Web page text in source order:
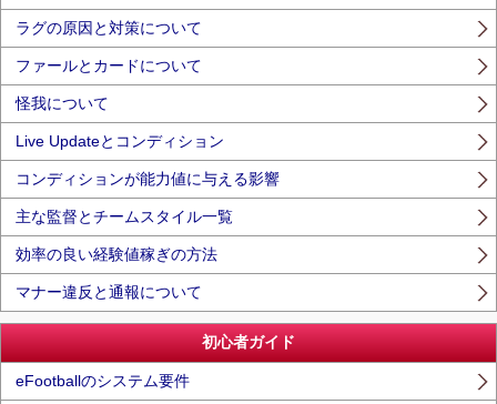
ラグの原因と対策について
ファールとカードについて
怪我について
Live Updateとコンディション
コンディションが能力値に与える影響
主な監督とチームスタイル一覧
効率の良い経験値稼ぎの方法
マナー違反と通報について
初心者ガイド
eFootballのシステム要件